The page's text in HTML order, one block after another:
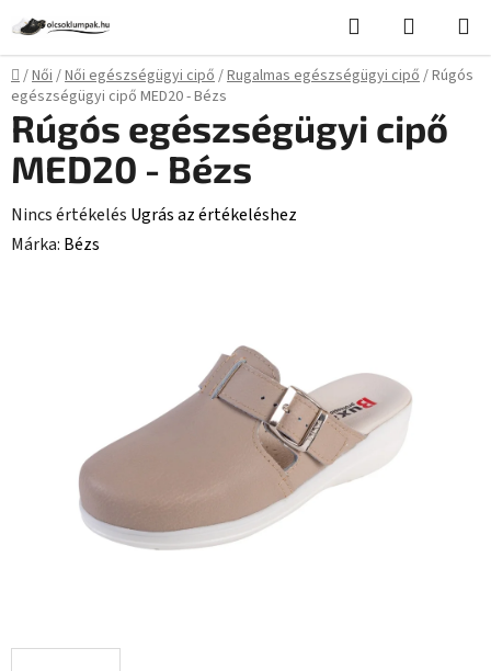
fő
tartalomhoz
Keresés KOSÁR
Kezdőlap
/Női/Női egészségügyi cipő/Rugalmas egészségügyi cipő/Rúgós
egészségügyi cipő MED20 - Bézs
Rúgós egészségügyi cipő
MED20 - Bézs
A
termék
Nincs értékelés Ugrás az értékeléshez
Márka: Bézs